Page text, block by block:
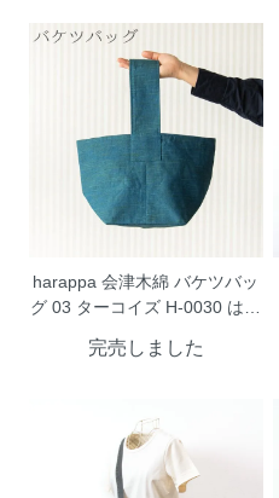
harappa 会津木綿 バケツバッ
グ 03 ターコイズ H-0030 はら
可)
完売しました